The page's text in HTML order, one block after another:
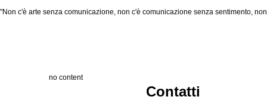
"Non c'è arte senza comunicazione, non c'è comunicazione senza sentimento,
no content
Contatti